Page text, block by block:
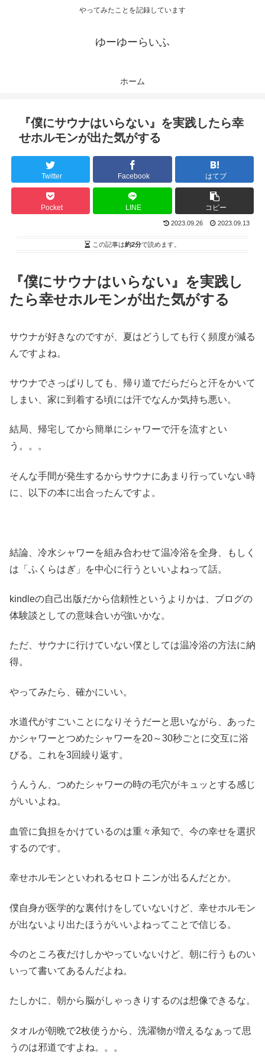
やってみたことを記録しています
ゆーゆーらいふ
ホーム
『僕にサウナはいらない』を実践したら幸
せホルモンが出た気がする
Twitter Facebook はてブ
Pocket LINE コピー
2023.09.26 2023.09.13
この記事は約2分で読めます。
『僕にサウナはいらない』を実践し
たら幸せホルモンが出た気がする
サウナが好きなのですが、夏はどうしても行く頻度が減る
んですよね。
サウナでさっぱりしても、帰り道でだらだらと汗をかいて
しまい、家に到着する頃には汗でなんか気持ち悪い。
結局、帰宅してから簡単にシャワーで汗を流すとい
う。。。
そんな手間が発生するからサウナにあまり行っていない時
に、以下の本に出合ったんですよ。
結論、冷水シャワーを組み合わせて温冷浴を全身、もしく
は「ふくらはぎ」を中心に行うといいよねって話。
kindleの自己出版だから信頼性というよりかは、ブログの
体験談としての意味合いが強いかな。
ただ、サウナに行けていない僕としては温冷浴の方法に納
得。
やってみたら、確かにいい。
水道代がすごいことになりそうだーと思いながら、あった
かシャワーとつめたシャワーを20～30秒ごとに交互に浴
びる。これを3回繰り返す。
うんうん、つめたシャワーの時の毛穴がキュッとする感じ
がいいよね。
血管に負担をかけているのは重々承知で、今の幸せを選択
するのです。
幸せホルモンといわれるセロトニンが出るんだとか。
僕自身が医学的な裏付けをしていないけど、幸せホルモン
が出ないより出たほうがいいよねってことで信じる。
今のところ夜だけしかやっていないけど、朝に行うものい
いって書いてあるんだよね。
たしかに、朝から脳がしゃっきりするのは想像できるな。
タオルが朝晩で2枚使うから、洗濯物が増えるなぁって思
うのは邪道ですよね。。。